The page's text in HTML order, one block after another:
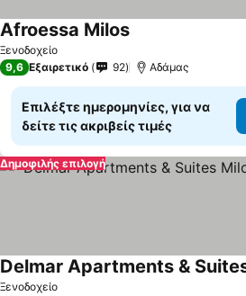
Ξενοδοχείο
Afroessa Milos
9,6 Εξαιρετικό 92 Αδάμας
Επιλέξτε ημερομηνίες, για να
δείτε τις ακριβείς τιμές
Δημοφιλής επιλογή
Ξενοδοχείο